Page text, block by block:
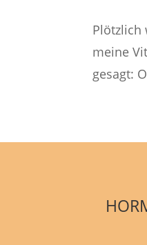
Plötzlich
meine
gesagt: